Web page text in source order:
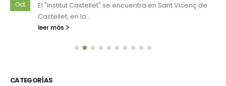
Oct
El "Institut Castellet" se encuentra en Sant Vicenç de
Castellet, en la...
leer más
CATEGORÍAS